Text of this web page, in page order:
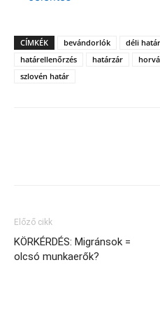
CÍMKÉK bevándorlók déli
határellenőrzés
határzár
szlovén határ
Előző cikk
KÖRKÉRDÉS: Migránsok =
olcsó munkaerők?